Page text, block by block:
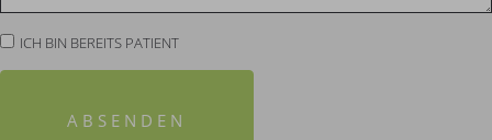
ICH BIN BEREITS PATIENT
ABSENDEN